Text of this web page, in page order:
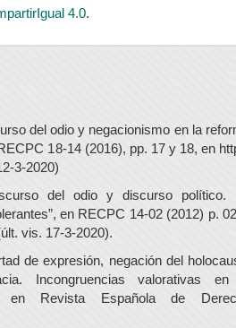
4.0.
del odio y negacionismo en la
18-14 (2016), pp. 17 y 18, en
3-2020)
del odio y discurso político.
en RECPC 14-02 (2012) p.
vis. 17-3-2020).
de expresión, negación del
Incongruencias valorativas
en Revista Española de